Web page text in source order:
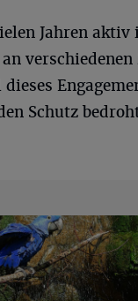
Jahren aktiv
Schutz